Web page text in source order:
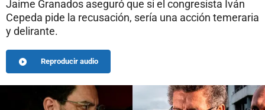
Jaime Granados aseguró que si el congresista Iván
Cepeda pide la recusación, sería una acción temeraria
y delirante.
Reproducir audio